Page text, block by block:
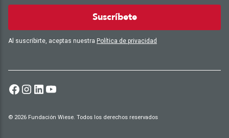
Suscríbete
Al suscribirte, aceptas nuestra Política de privacidad
© 2026 Fundación Wiese. Todos los derechos reservados